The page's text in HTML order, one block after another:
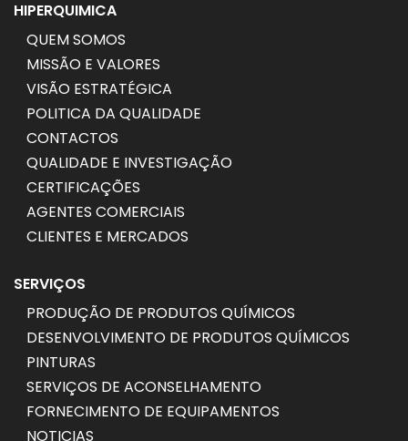
HIPERQUIMICA
QUEM SOMOS
MISSÃO E VALORES
VISÃO ESTRATÉGICA
POLITICA DA QUALIDADE
CONTACTOS
QUALIDADE E INVESTIGAÇÃO
CERTIFICAÇÕES
AGENTES COMERCIAIS
CLIENTES E MERCADOS
SERVIÇOS
PRODUÇÃO DE PRODUTOS QUÍMICOS
DESENVOLVIMENTO DE PRODUTOS QUÍMICOS
PINTURAS
SERVIÇOS DE ACONSELHAMENTO
FORNECIMENTO DE EQUIPAMENTOS
NOTICIAS